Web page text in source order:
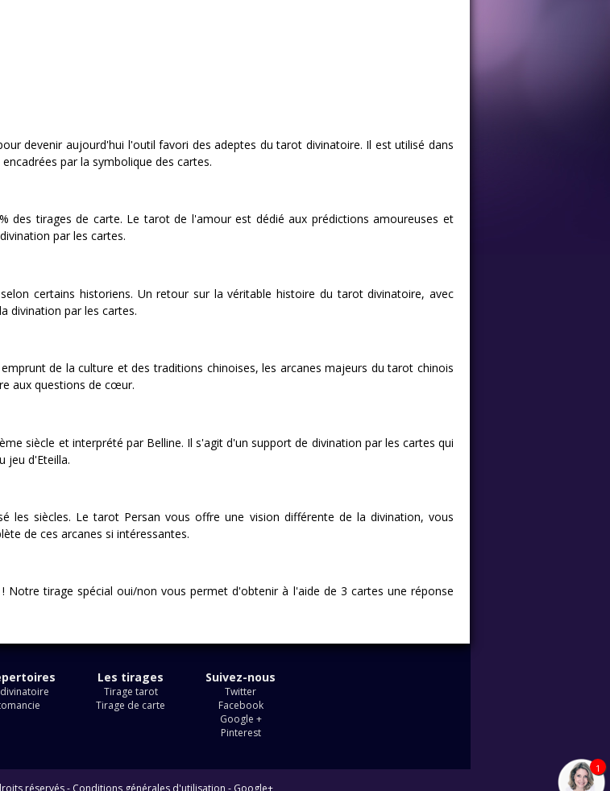
devenir aujourd'hui l'outil favori des adeptes du tarot divinatoire. Il est utilisé dans
par la symbolique des cartes.
des tirages de carte. Le tarot de l'amour est dédié aux prédictions amoureuses et
par les cartes.
certains historiens. Un retour sur la véritable histoire du tarot divinatoire, avec
divination par les cartes.
de la culture et des traditions chinoises, les arcanes majeurs du tarot chinois
aux questions de cœur.
siècle et interprété par Belline. Il s'agit d'un support de divination par les cartes qui
jeu d'Eteilla.
les siècles. Le tarot Persan vous offre une vision différente de la divination, vous
de ces arcanes si intéressantes.
Notre tirage spécial oui/non vous permet d'obtenir à l'aide de 3 cartes une réponse
Les tirages
Tirage tarot
Tirage de carte
Suivez-nous
Twitter
Facebook
Google +
Pinterest
réservés - Conditions générales d'utilisation - Google+
1